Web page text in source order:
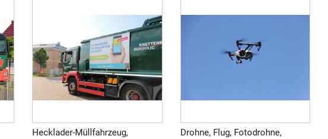
Hecklader-Müllfahrzeug,
Drohne, Flug, Fotodrohne,